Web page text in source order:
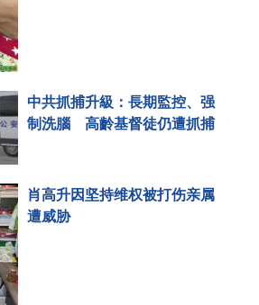
中共抓捕升級：長期監控、强
制洗腦 高齡基督徒仍遭抓捕
肖高升因坚持维权被打伤亲属
遭威胁